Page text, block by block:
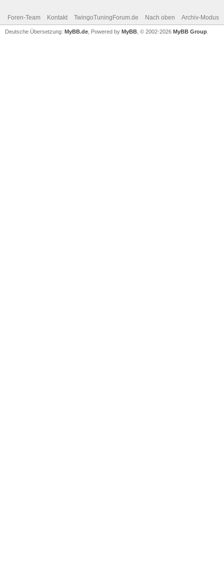
Foren-Team Kontakt TwingoTuningForum.de Nach oben Archiv-Modus
Deutsche Übersetzung: MyBB.de , Powered by MyBB , © 2002-2026 MyBB Group